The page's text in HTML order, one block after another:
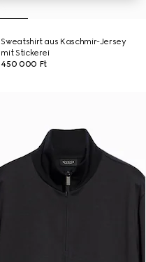
Sweatshirt aus Kaschmir-Jersey
mit Stickerei
450 000 Ft